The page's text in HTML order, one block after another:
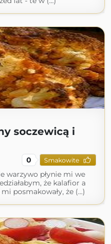
soczewicą i
0 Smakowite
warzywo płynie mi we
że kalafior a
posmakowały, że (...)